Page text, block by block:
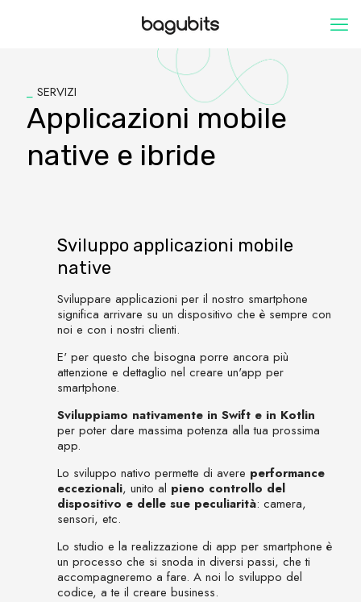
SERVIZI
Applicazioni mobile
native e ibride
Sviluppo applicazioni mobile
native
Sviluppare applicazioni per il nostro smartphone
significa arrivare su un dispositivo che è sempre con
noi e con i nostri clienti.
E' per questo che bisogna porre ancora più
attenzione e dettaglio nel creare un'app per
smartphone.
Sviluppiamo nativamente in Swift e in Kotlin
per poter dare massima potenza alla tua prossima
app.
Lo sviluppo nativo permette di avere performance
eccezionali, unito al pieno controllo del
dispositivo e delle sue peculiarità: camera,
sensori, etc.
Lo studio e la realizzazione di app per smartphone è
un processo che si snoda in diversi passi, che ti
accompagneremo a fare. A noi lo sviluppo del
codice, a te il creare business.